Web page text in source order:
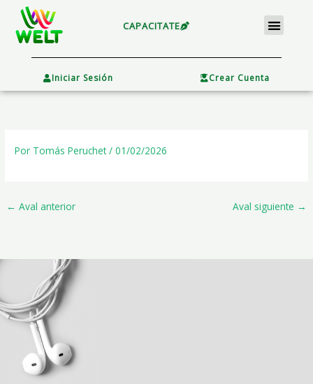
contenido
CAPACITATE Menu
Iniciar Sesión Crear Cuenta
Por Tomás Peruchet/01/02/2026
← Aval anterior Aval siguiente →